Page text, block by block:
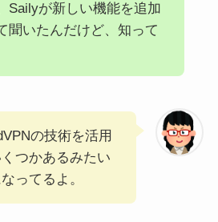
Sailyが新しい機能を追加
聞いたんだけど、知って
の技術を活用
つかあるみたい
ってるよ。